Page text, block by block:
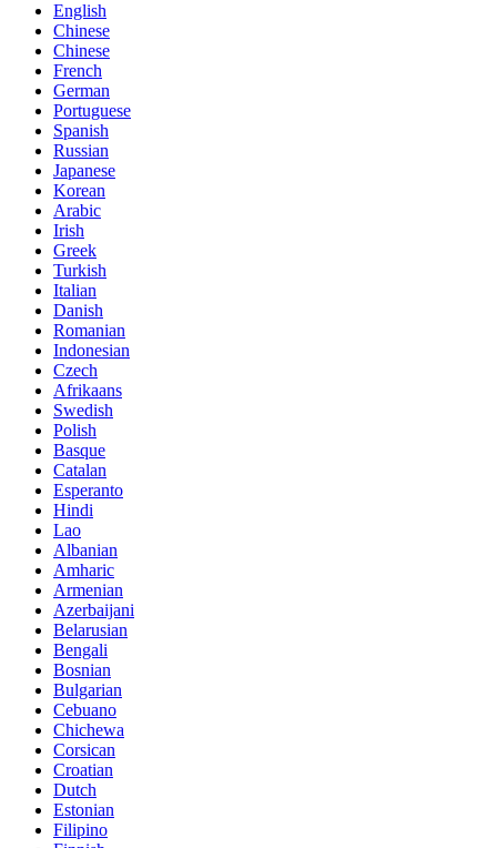
English
Chinese
Chinese
French
German
Portuguese
Spanish
Russian
Japanese
Korean
Arabic
Irish
Greek
Turkish
Italian
Danish
Romanian
Indonesian
Czech
Afrikaans
Swedish
Polish
Basque
Catalan
Esperanto
Hindi
Lao
Albanian
Amharic
Armenian
Azerbaijani
Belarusian
Bengali
Bosnian
Bulgarian
Cebuano
Chichewa
Corsican
Croatian
Dutch
Estonian
Filipino